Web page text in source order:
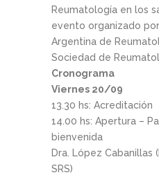
Reumatología en los
evento organizado
Argentina de
Sociedad de
Cronograma
Viernes 20/09
13.30 hs: Acreditación
14.00 hs: Apertura –
bienvenida
Dra. López Cabanillas
SRS)